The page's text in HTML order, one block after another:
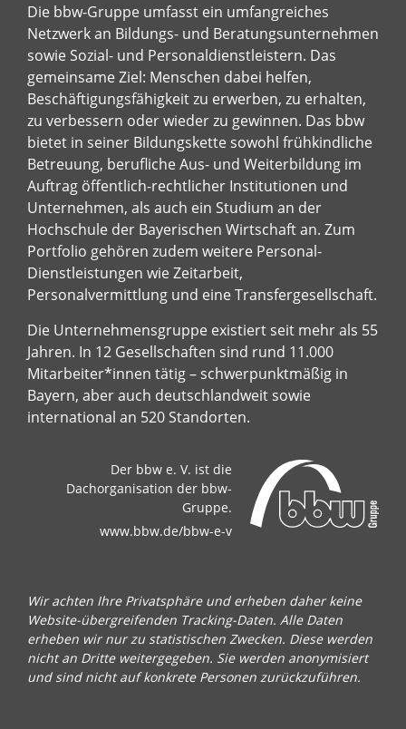
Die bbw-Gruppe umfasst ein umfangreiches
Netzwerk an Bildungs- und Beratungsunternehmen
sowie Sozial- und Personaldienstleistern. Das
gemeinsame Ziel: Menschen dabei helfen,
Beschäftigungsfähigkeit zu erwerben, zu erhalten,
zu verbessern oder wieder zu gewinnen. Das bbw
bietet in seiner Bildungskette sowohl frühkindliche
Betreuung, berufliche Aus- und Weiterbildung im
Auftrag öffentlich-rechtlicher Institutionen und
Unternehmen, als auch ein Studium an der
Hochschule der Bayerischen Wirtschaft an. Zum
Portfolio gehören zudem weitere Personal-
Dienstleistungen wie Zeitarbeit,
Personalvermittlung und eine Transfergesellschaft.
Die Unternehmensgruppe existiert seit mehr als 55
Jahren. In 12 Gesellschaften sind rund 11.000
Mitarbeiter*innen tätig – schwerpunktmäßig in
Bayern, aber auch deutschlandweit sowie
international an 520 Standorten.
Der bbw e. V. ist die
Dachorganisation der bbw-
Gruppe.
www.bbw.de/bbw-e-v
Wir achten Ihre Privatsphäre und erheben daher keine
Website-übergreifenden Tracking-Daten. Alle Daten
erheben wir nur zu statistischen Zwecken. Diese werden
nicht an Dritte weitergegeben. Sie werden anonymisiert
und sind nicht auf konkrete Personen zurückzuführen.